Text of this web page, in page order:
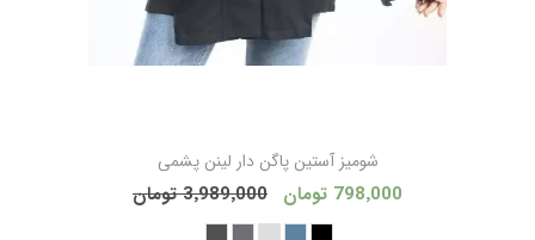
شوميز آستين پاگن دار لينن پشمی
798٬000 تومان 3٬989٬000 تومان